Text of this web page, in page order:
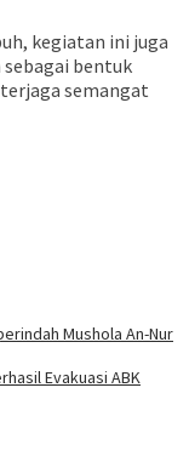
kegiatan ini juga
bentuk
semangat
Mushola An-Nur
Evakuasi ABK